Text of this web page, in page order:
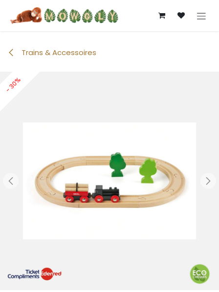
Se rendre au contenu
Trains & Accessoires
- 30%
- 30%